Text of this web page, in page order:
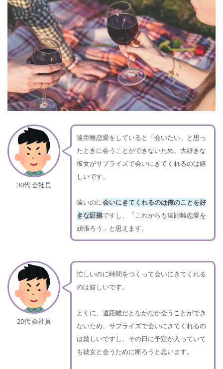
30代 会社員
遠距離恋愛をしていると「会いたい」と思っ
たときに会うことができないため、大好きな
彼女がサプライズで会いにきてくれるのは嬉
しいです。
遠いのに会いにきてくれるのは俺のことを好
きな証拠ですし、「これからも遠距離恋愛を
頑張ろう」と思えます。
20代 会社員
忙しいのに時間をつくって会いにきてくれる
のは嬉しいです。
とくに、遠距離だとなかなか会うことができ
ないため、サプライズで会いにきてくれるの
は嬉しいですし、その日に予定が入っていて
も彼女と会うために断ろうと思います。